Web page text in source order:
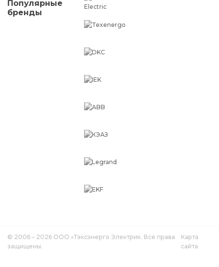
Популярные
бренды
© 2006 – 2026 ООО «Тэксэнерго Электрик. Все права
защищены.
Карта
сайта